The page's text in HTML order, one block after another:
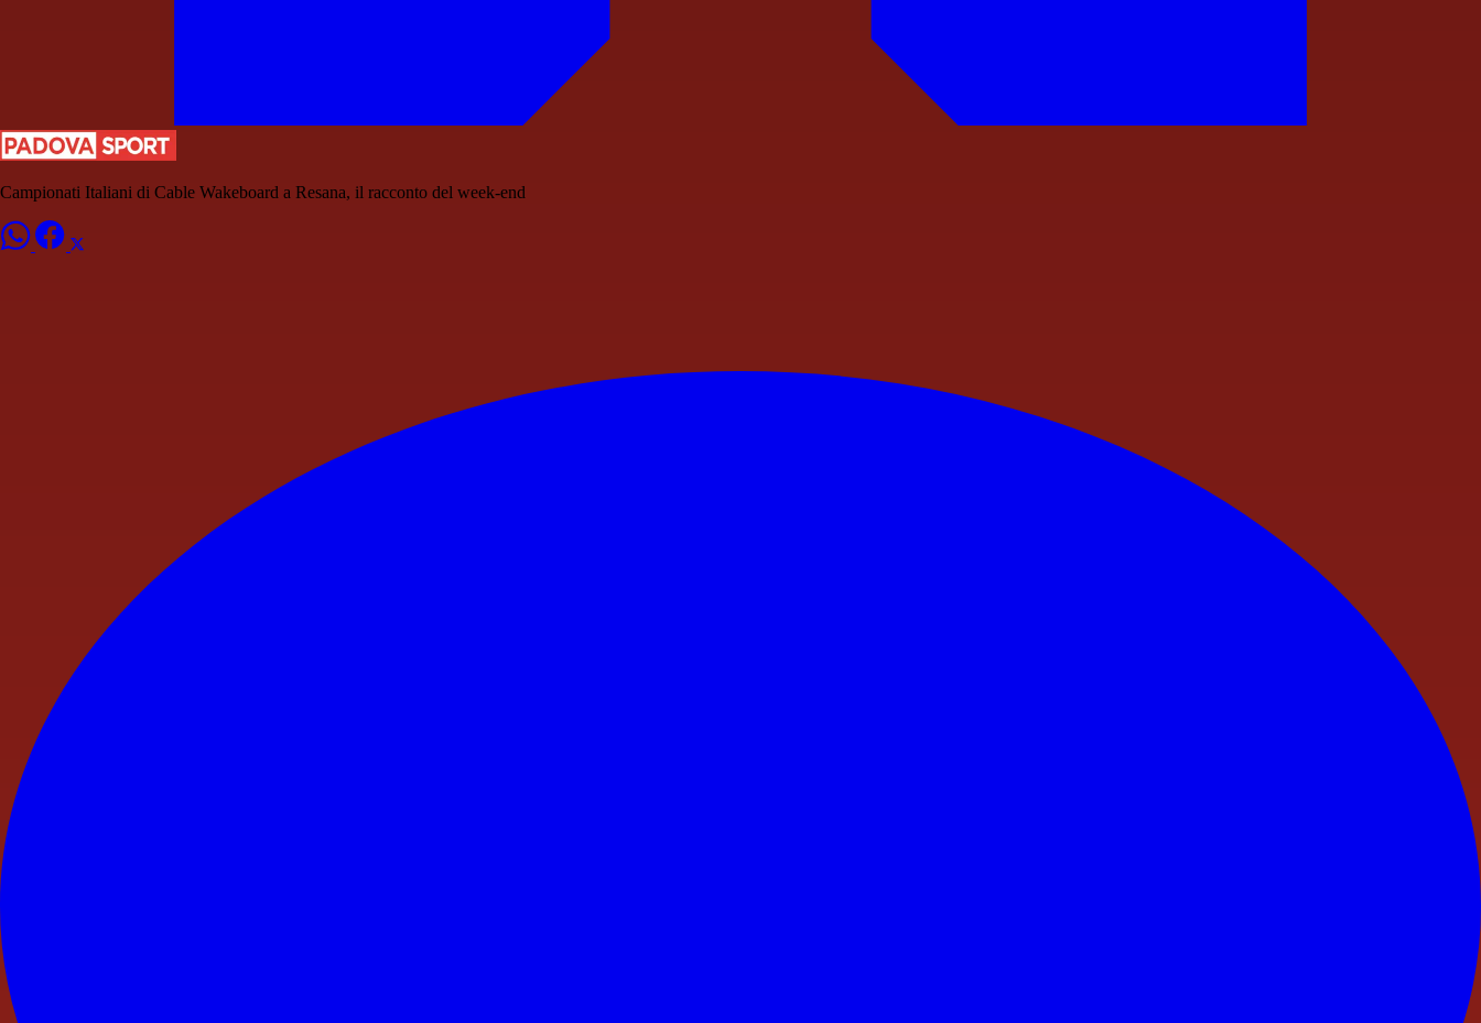
Campionati Italiani di Cable Wakeboard a Resana, il racconto del week-end